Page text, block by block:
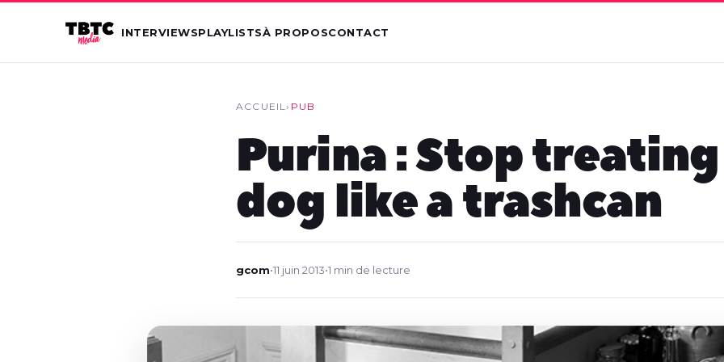
INTERVIEWSPLAYLISTSÀ PROPOSCONTACT
ACCUEIL› PUB
Purina : Stop
dog like a trashcan
gcom•11 juin 2013•1 min de lecture